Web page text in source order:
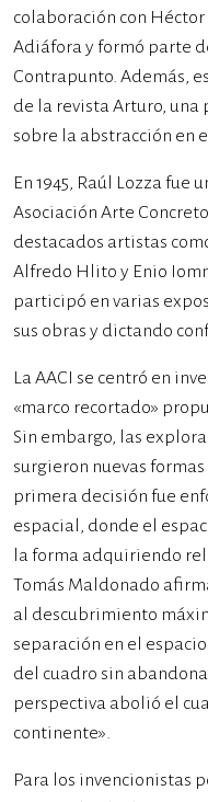
colaboración con
Adiáfora y formó parte
Contrapunto. Además,
de la revista Arturo,
sobre la abstracción en
En 1945, Raúl Lozza fue
Asociación Arte
destacados artistas
Alfredo Hlito y Enio
participó en varias
sus obras y dictando
La AACI se centró en
«marco recortado»
Sin embargo, las
surgieron nuevas
primera decisión fue
espacial, donde el
la forma adquiriendo
Tomás Maldonado
al descubrimiento
separación en el
del cuadro sin
perspectiva abolió el
continente».
Para los invencionistas